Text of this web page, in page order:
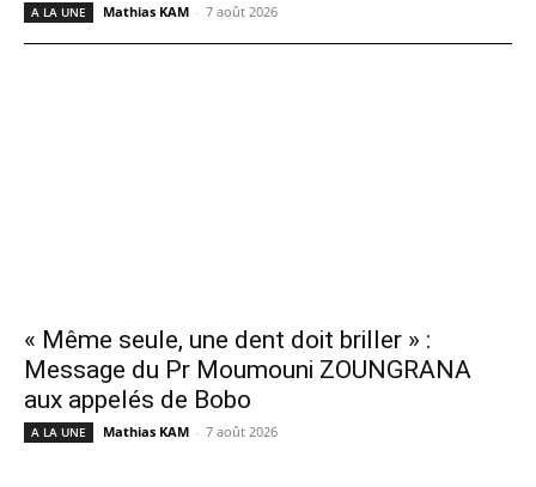
A LA UNE Mathias KAM - 7 août 2026
« Même seule, une dent doit briller » :
Message du Pr Moumouni ZOUNGRANA
aux appelés de Bobo
A LA UNE Mathias KAM - 7 août 2026